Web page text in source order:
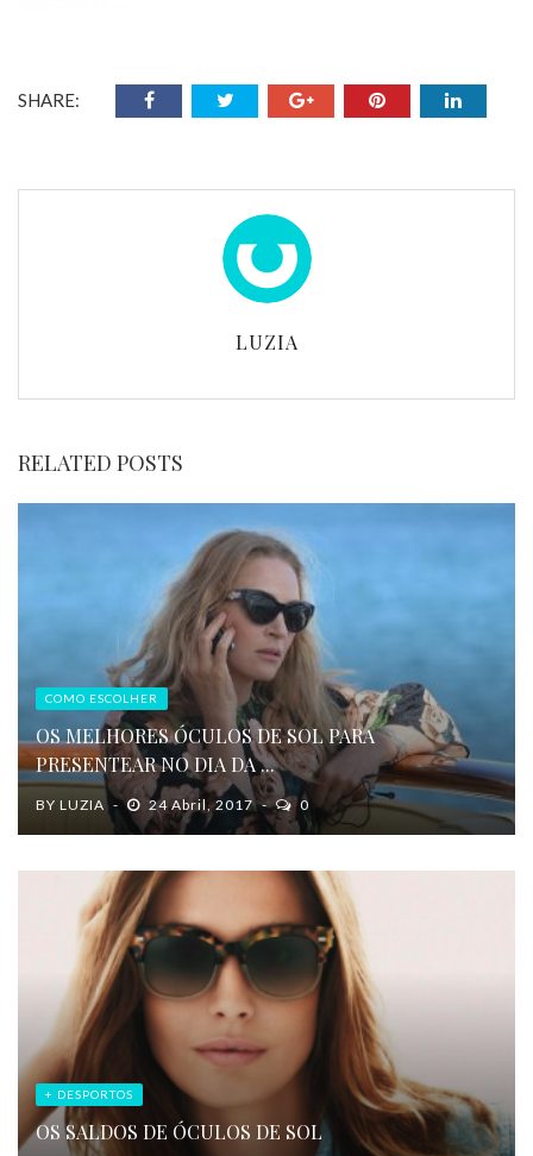
SHARE:
LUZIA
RELATED POSTS
COMO ESCOLHER
OS MELHORES ÓCULOS DE SOL PARA
PRESENTEAR NO DIA DA ...
BY LUZIA 24 Abril, 2017 0
+ DESPORTOS
OS SALDOS DE ÓCULOS DE SOL